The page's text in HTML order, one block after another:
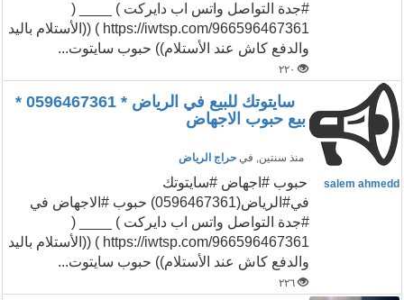
#جدة التواصل واتس اب دايركت ) ____ (
https://iwtsp.com/966596467361 ) ((الأستلام باليد
والدفع كاش عند الأستلام)) حبوب سايتوت...
٢٢٠
سايتوتك للبيع في الرياض * 0596467361 *
بيع حبوب الاجهاض
منذ سنتين, في حراج الرياض
salem ahmedd
حبوب #اجهاض #سايتوتك
في#الرياض(0596467361) حبوب #الاجهاض في
#جدة التواصل واتس اب دايركت ) ____ (
https://iwtsp.com/966596467361 ) ((الأستلام باليد
والدفع كاش عند الأستلام)) حبوب سايتوت...
٢٢٦